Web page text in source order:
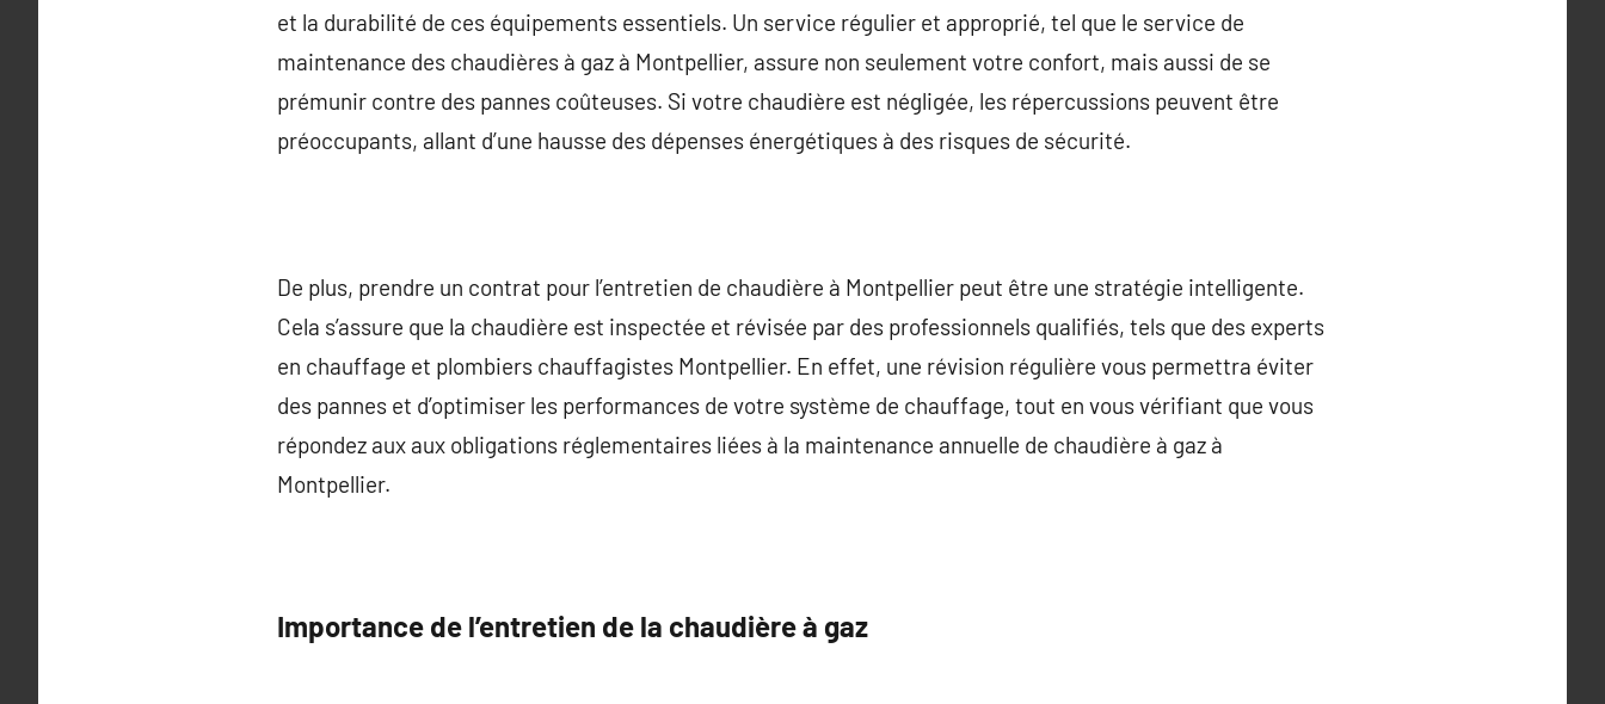
et la durabilité de ces équipements essentiels. Un service régulier et approprié, tel que le service de
maintenance des chaudières à gaz à Montpellier, assure non seulement votre confort, mais aussi de se
prémunir contre des pannes coûteuses. Si votre chaudière est négligée, les répercussions peuvent être
préoccupants, allant d’une hausse des dépenses énergétiques à des risques de sécurité.
De plus, prendre un contrat pour l’entretien de chaudière à Montpellier peut être une stratégie intelligente.
Cela s’assure que la chaudière est inspectée et révisée par des professionnels qualifiés, tels que des experts
en chauffage et plombiers chauffagistes Montpellier. En effet, une révision régulière vous permettra éviter
des pannes et d’optimiser les performances de votre système de chauffage, tout en vous vérifiant que vous
répondez aux aux obligations réglementaires liées à la maintenance annuelle de chaudière à gaz à
Montpellier.
Importance de l’entretien de la chaudière à gaz